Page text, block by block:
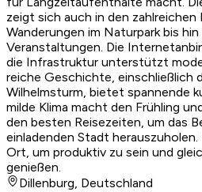
zeigt sich auch in den
Wanderungen im Naturpark bis
Veranstaltungen. Die
die Infrastruktur unterstützt
reiche Geschichte, einschließlich
Wilhelmsturm, bietet spannende
milde Klima macht den Frühling
den besten Reisezeiten, um das
einladenden Stadt
Ort, um produktiv zu sein und
genießen.
Dillenburg, Deutschland